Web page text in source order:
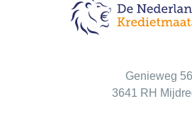
Genieweg 56
3641 RH